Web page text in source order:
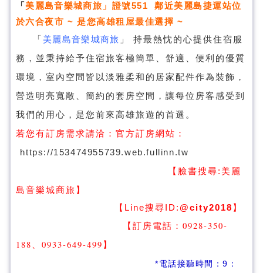
「美麗島音樂城商旅 」證號551 鄰近美麗島捷運站位
於六合夜市 ~ 是您高雄租屋最佳選擇 ~
「 美麗島音樂城商旅 」 持最熱忱的心提供住宿服
務，並秉持給予住宿旅客極簡單、舒適、便利的優質
環境，室內空間皆以淡雅柔和的居家配件作為裝飾，
營造明亮寬敞、簡約的套房空間，讓每位房客感受到
我們的用心，是您前來高雄旅遊的首選。
若您有訂房需求請洽： 官方訂房網站：
https://153474955739.web.fullinn.tw
【臉書搜尋: 美麗
島音樂城商旅 】
【Line搜尋ID:@city2018 】
【訂房電話：0928-350-
188、0933-649-499 】
*電話接聽時間：9：